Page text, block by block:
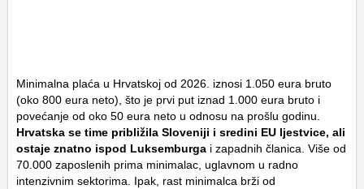
Minimalna plaća u Hrvatskoj od 2026. iznosi 1.050 eura bruto
(oko 800 eura neto), što je prvi put iznad 1.000 eura bruto i
povećanje od oko 50 eura neto u odnosu na prošlu godinu.
Hrvatska se time približila Sloveniji i sredini EU ljestvice, ali
ostaje znatno ispod Luksemburga i zapadnih članica. Više od
70.000 zaposlenih prima minimalac, uglavnom u radno
intenzivnim sektorima. Ipak, rast minimalca brži od